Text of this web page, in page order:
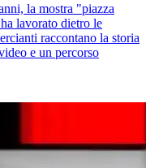
la mostra "piazza
lavorato dietro le
raccontano la storia
e un percorso